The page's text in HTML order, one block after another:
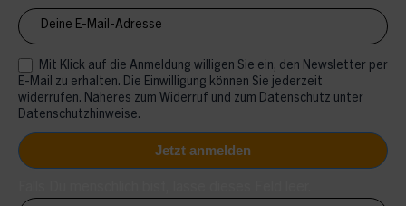
Mit Klick auf die Anmeldung willigen Sie ein, den Newsletter per
E-Mail zu erhalten. Die Einwilligung können Sie jederzeit
widerrufen. Näheres zum Widerruf und zum Datenschutz unter
Datenschutzhinweise.